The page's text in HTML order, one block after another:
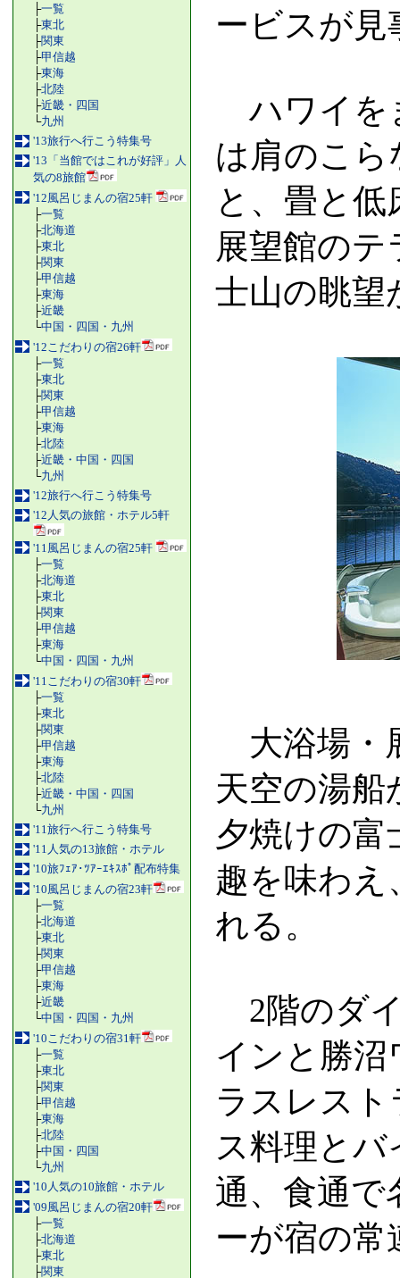
├一覧
├東北
├関東
├甲信越
├東海
├北陸
├近畿・四国
└九州
'13旅行へ行こう特集号
'13「当館ではこれが好評」人
気の8旅館
'12風呂じまんの宿25軒
├一覧
├北海道
├東北
├関東
├甲信越
├東海
├近畿
└中国・四国・九州
'12こだわりの宿26軒
├一覧
├東北
├関東
├甲信越
├東海
├北陸
├近畿・中国・四国
└九州
'12旅行へ行こう特集号
'12人気の旅館・ホテル5軒
'11風呂じまんの宿25軒
├一覧
├北海道
├東北
├関東
├甲信越
├東海
└中国・四国・九州
'11こだわりの宿30軒
├一覧
├東北
├関東
├甲信越
├東海
├北陸
├近畿・中国・四国
└九州
'11旅行へ行こう特集号
'11人気の13旅館・ホテル
'10旅ﾌｪｱ･ﾂｱｰｴｷｽﾎﾟ配布特集
'10風呂じまんの宿23軒
├一覧
├北海道
├東北
├関東
├甲信越
├東海
├近畿
└中国・四国・九州
'10こだわりの宿31軒
├一覧
├東北
├関東
├甲信越
├東海
├北陸
├中国・四国
└九州
'10人気の10旅館・ホテル
'09風呂じまんの宿20軒
├一覧
├北海道
├東北
├関東
ービスが
ハワイを
は肩のこ
と、畳と
展望館の
士山の眺望
大浴場・
天空の湯
夕焼けの富
趣を味わえ
れる。
2階のダ
インと勝
ラスレス
ス料理と
通、食通で
ーが宿の